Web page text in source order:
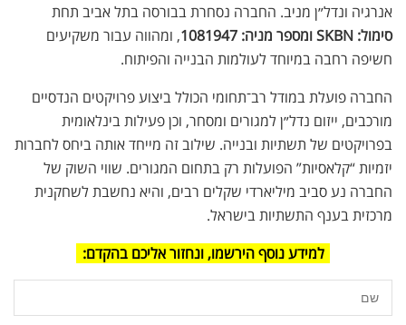
אנרגיה ונדל״ן מניב. החברה נסחרת בבורסה בתל אביב תחת
סימול: SKBN ומספר מניה: 1081947
, ומהווה עבור משקיעים
חשיפה רחבה במיוחד לעולמות הבנייה והפיתוח.
החברה פועלת במודל רב־תחומי הכולל ביצוע פרויקטים הנדסיים
מורכבים, ייזום נדל״ן למגורים ומסחר, וכן פעילות בינלאומית
בפרויקטים של תשתיות ובנייה. שילוב זה מייחד אותה ביחס לחברות
יזמיות “קלאסיות” הפועלות רק בתחום המגורים. שווי השוק של
החברה נע סביב מיליארדי שקלים רבים, והיא נחשבת לשחקנית
מרכזית בענף התשתיות בישראל.
למידע נוסף הירשמו, ונחזור אליכם בהקדם: